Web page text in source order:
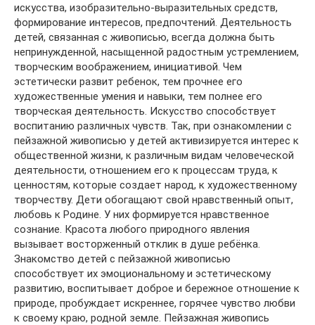
искусства, изобразительно-выразительных средств,
формирование интересов, предпочтений. Деятельность
детей, связанная с живописью, всегда должна быть
непринужденной, насыщенной радостным устремлением,
творческим воображением, инициативой. Чем
эстетически развит ребенок, тем прочнее его
художественные умения и навыки, тем полнее его
творческая деятельность. Искусство способствует
воспитанию различных чувств. Так, при ознакомлении с
пейзажной живописью у детей активизируется интерес к
общественной жизни, к различным видам человеческой
деятельности, отношением его к процессам труда, к
ценностям, которые создает народ, к художественному
творчеству. Дети обогащают свой нравственный опыт,
любовь к Родине. У них формируется нравственное
сознание. Красота любого природного явления
вызывает восторженный отклик в душе ребёнка.
Знакомство детей с пейзажной живописью
способствует их эмоциональному и эстетическому
развитию, воспитывает доброе и бережное отношение к
природе, пробуждает искреннее, горячее чувство любви
к своему краю, родной земле. Пейзажная живопись